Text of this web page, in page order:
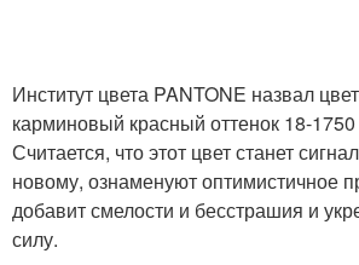
Институт цвета PANTONE назвал
карминовый красный оттенок 18-
Считается, что этот цвет станет
новому, ознаменуют оптимистичное
добавит смелости и бесстрашия и
силу.